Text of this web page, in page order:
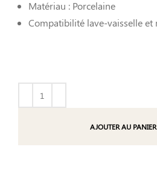
Matériau : Porcelaine
Compatibilité lave-vaisselle et
AJOUTER AU PANIER